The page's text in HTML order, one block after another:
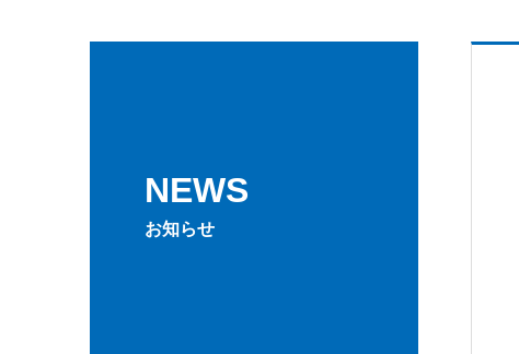
NEWS
お知らせ